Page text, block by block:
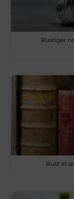
Rustiger
Rust in